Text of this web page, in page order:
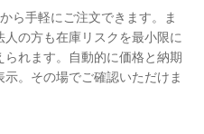
ら手軽にご注文できます。ま
人の方も在庫リスクを最小限に
られます。自動的に価格と納期
示。その場でご確認いただけま